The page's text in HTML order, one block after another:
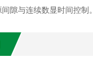
隙与连续数显时间控制。